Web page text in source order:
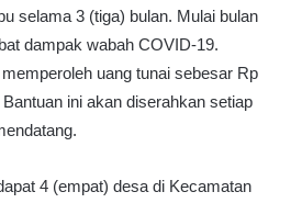
selama 3 (tiga) bulan. Mulai bulan
dampak wabah COVID-19.
uang tunai sebesar Rp
ini akan diserahkan setiap
4 (empat) desa di Kecamatan